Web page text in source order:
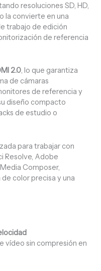
resoluciones SD, HD,
la convierte en una
trabajo de edición
de referencia
2.0, lo que garantiza
de cámaras
de referencia y
diseño compacto
de estudio o
para trabajar con
Resolve, Adobe
Composer,
color precisa y una
vídeo sin compresión en